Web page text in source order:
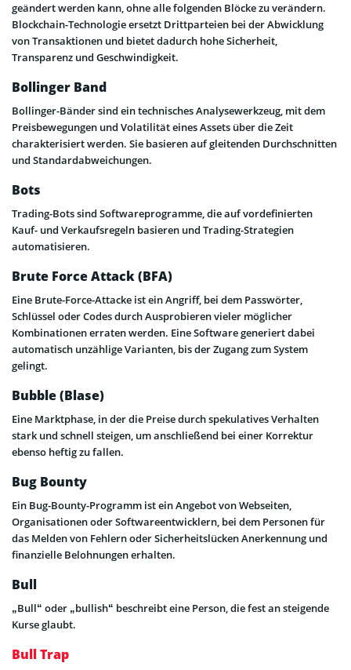
geändert werden kann, ohne alle folgenden Blöcke zu verändern.
Blockchain-Technologie ersetzt Drittparteien bei der Abwicklung
von Transaktionen und bietet dadurch hohe Sicherheit,
Transparenz und Geschwindigkeit.
Bollinger Band
Bollinger-Bänder sind ein technisches Analysewerkzeug, mit dem
Preisbewegungen und Volatilität eines Assets über die Zeit
charakterisiert werden. Sie basieren auf gleitenden Durchschnitten
und Standardabweichungen.
Bots
Trading-Bots sind Softwareprogramme, die auf vordefinierten
Kauf- und Verkaufsregeln basieren und Trading-Strategien
automatisieren.
Brute Force Attack (BFA)
Eine Brute-Force-Attacke ist ein Angriff, bei dem Passwörter,
Schlüssel oder Codes durch Ausprobieren vieler möglicher
Kombinationen erraten werden. Eine Software generiert dabei
automatisch unzählige Varianten, bis der Zugang zum System
gelingt.
Bubble (Blase)
Eine Marktphase, in der die Preise durch spekulatives Verhalten
stark und schnell steigen, um anschließend bei einer Korrektur
ebenso heftig zu fallen.
Bug Bounty
Ein Bug-Bounty-Programm ist ein Angebot von Webseiten,
Organisationen oder Softwareentwicklern, bei dem Personen für
das Melden von Fehlern oder Sicherheitslücken Anerkennung und
finanzielle Belohnungen erhalten.
Bull
„Bull“ oder „bullish“ beschreibt eine Person, die fest an steigende
Kurse glaubt.
Bull Trap